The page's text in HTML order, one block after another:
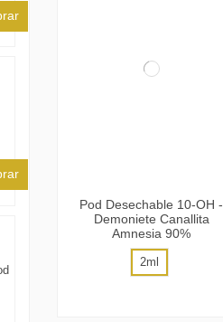
Pod Desechable 10-OH -
Demoniete Canallita
Amnesia 90%
2ml